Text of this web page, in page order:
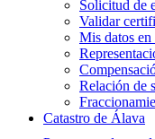
Solicitud de
Validar
Mis datos en
Relación de
Catastro de Álava